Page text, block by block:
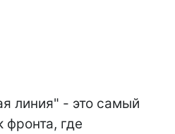
линия" - это самый
фронта, где